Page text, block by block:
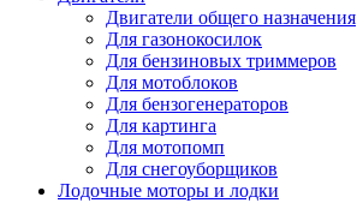
Двигатели общего назначения
Для газонокосилок
Для бензиновых триммеров
Для мотоблоков
Для бензогенераторов
Для картинга
Для мотопомп
Для снегоуборщиков
Лодочные моторы и лодки